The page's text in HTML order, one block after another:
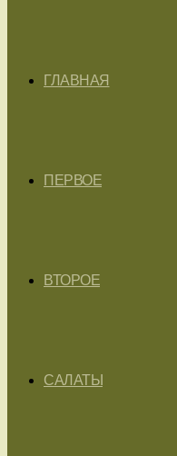
ГЛАВНАЯ
ПЕРВОЕ
ВТОРОЕ
САЛАТЫ